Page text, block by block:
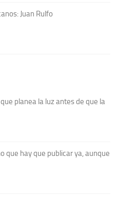
Juan Rulfo
planea la luz antes de que la
que hay que publicar ya, aunque